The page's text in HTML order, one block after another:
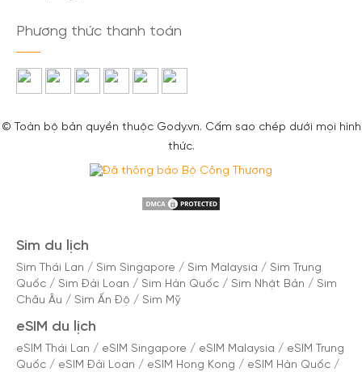
Phương thức thanh toán
© Toàn bộ bản quyền thuộc Gody.vn. Cấm sao chép dưới mọi hình
thức.
Sim du lịch
Sim Thái Lan / Sim Singapore / Sim Malaysia / Sim Trung
Quốc / Sim Đài Loan / Sim Hàn Quốc / Sim Nhật Bản / Sim
Châu Âu / Sim Ấn Độ / Sim Mỹ
eSIM du lịch
eSIM Thái Lan / eSIM Singapore / eSIM Malaysia / eSIM Trung
Quốc / eSIM Đài Loan / eSIM Hong Kong / eSIM Hàn Quốc /